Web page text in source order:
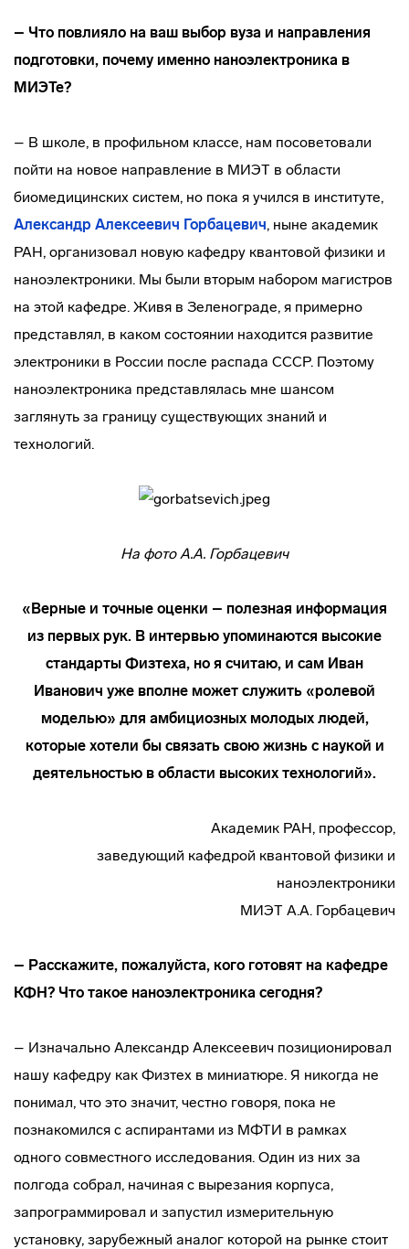
– Что повлияло на ваш выбор вуза и направления
подготовки, почему именно наноэлектроника в
МИЭТе?
– В школе, в профильном классе, нам посоветовали
пойти на новое направление в МИЭТ в области
биомедицинских систем, но пока я учился в институте,
Александр Алексеевич Горбацевич, ныне академик
РАН, организовал новую кафедру квантовой физики и
наноэлектроники. Мы были вторым набором магистров
на этой кафедре. Живя в Зеленограде, я примерно
представлял, в каком состоянии находится развитие
электроники в России после распада СССР. Поэтому
наноэлектроника представлялась мне шансом
заглянуть за границу существующих знаний и
технологий.
На фото А.А. Горбацевич
«Верные и точные оценки – полезная информация
из первых рук. В интервью упоминаются высокие
стандарты Физтеха, но я считаю, и сам Иван
Иванович уже вполне может служить «ролевой
моделью» для амбициозных молодых людей,
которые хотели бы связать свою жизнь с наукой и
деятельностью в области высоких технологий».
Академик РАН, профессор,
заведующий кафедрой квантовой физики и
наноэлектроники
МИЭТ А.А. Горбацевич
– Расскажите, пожалуйста, кого готовят на кафедре
КФН? Что такое наноэлектроника сегодня?
– Изначально Александр Алексеевич позиционировал
нашу кафедру как Физтех в миниатюре. Я никогда не
понимал, что это значит, честно говоря, пока не
познакомился с аспирантами из МФТИ в рамках
одного совместного исследования. Один из них за
полгода собрал, начиная с вырезания корпуса,
запрограммировал и запустил измерительную
установку, зарубежный аналог которой на рынке стоит